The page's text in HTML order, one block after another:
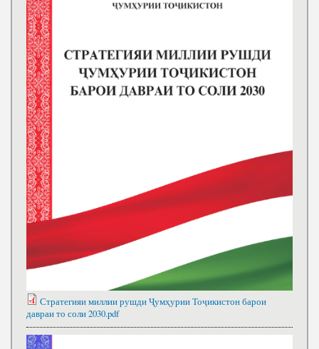
Стратегияи миллии рушди Ҷумҳурии Тоҷикистон барои
давраи то соли 2030.pdf